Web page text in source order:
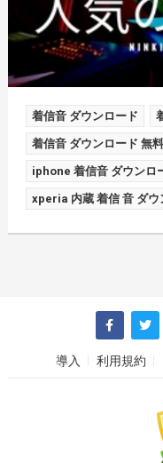
着信音 ダウンロード
着信音 ダウンロード 無料
iphone 着信音 ダウンロ
xperia 内蔵 着信 音 ダウ
導入 利用規約